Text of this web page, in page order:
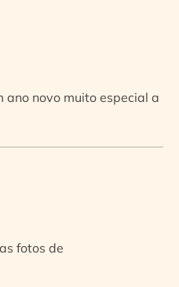
ano novo muito especial a
fotos de